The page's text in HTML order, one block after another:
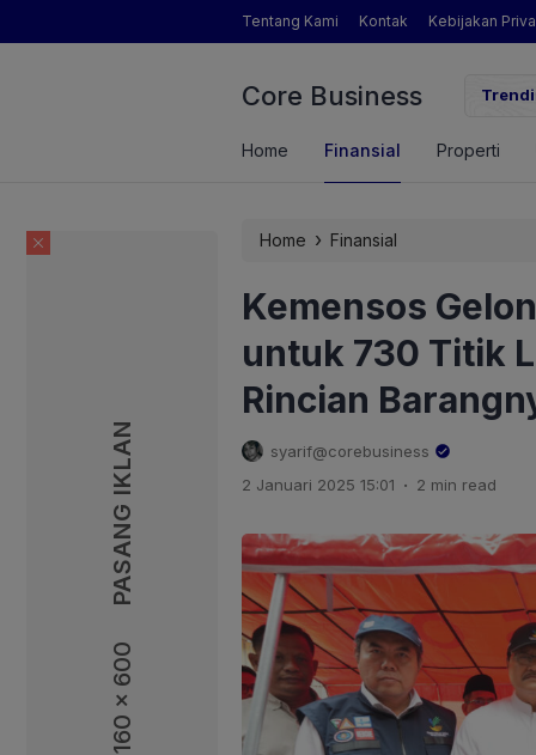
160 x 600
PASANG IKLAN
Tentang Kami Kontak Kebijakan
Core Business
Pertanian yang Dimaksud Mentan Amran?
Home Finansial Properti
160 x 600
PASANG IKLAN
Home › Finansial
Kemensos
untuk 730 Titik
Rincian
syarif@corebusiness
2 Januari 2025 15:01 . 2 min read